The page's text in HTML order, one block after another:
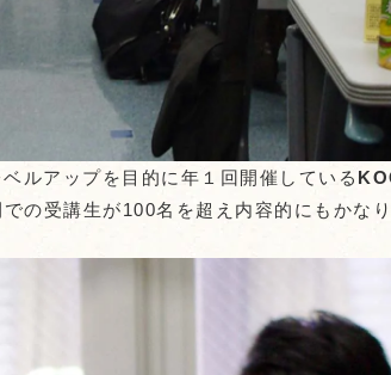
ルアップを目的に年１回開催している
の受講生が100名を超え内容的にもかな